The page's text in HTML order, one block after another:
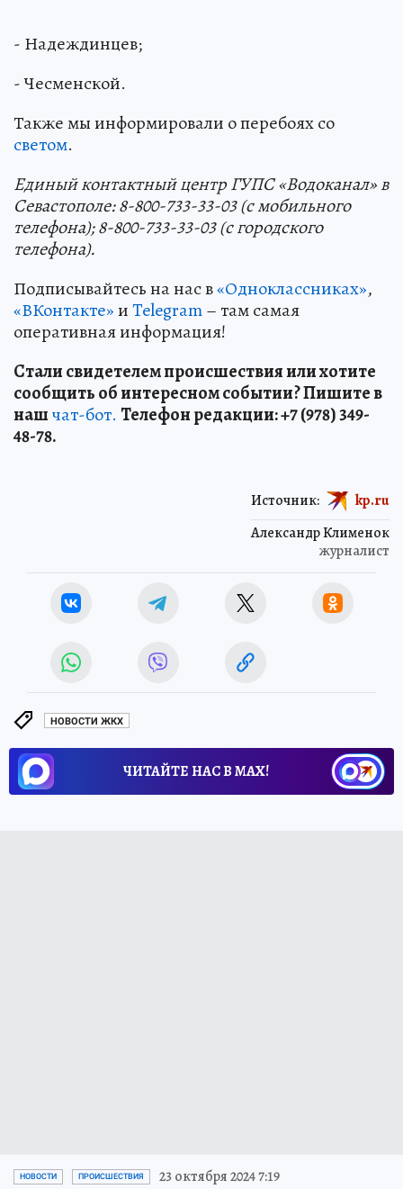
- Надеждинцев;
- Чесменской.
Также мы информировали о перебоях со
светом.
Единый контактный центр ГУПС «Водоканал» в
Севастополе: 8-800-733-33-03 (с мобильного
телефона); 8-800-733-33-03 (с городского
телефона).
Подписывайтесь на нас в«Одноклассниках»,
«ВКонтакте»иTelegram– там самая
оперативная информация!
Стали свидетелем происшествия или хотите
сообщить об интересном событии? Пишите в
нашчат-бот. Телефон редакции: +7 (978) 349-
48-78.
Александр Клименок
журналист
Источник: kp.ru
НОВОСТИ ЖКХ
ЧИТАЙТЕ НАС В МАХ!
НОВОСТИ ПРОИСШЕСТВИЯ 23 октября 2024 7:19